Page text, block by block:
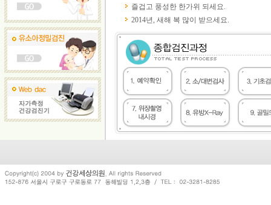
즐겁고 풍성한 한가위 되세요.
2014년, 새해 복 많이 받으세요.